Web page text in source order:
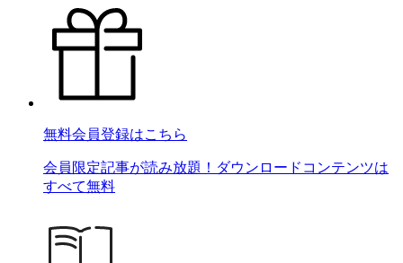
無料会員登録はこちら
会員限定記事が読み放題！ダウンロードコンテンツは
すべて無料